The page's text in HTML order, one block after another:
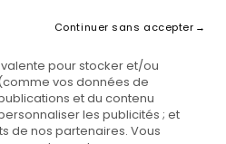
4.9
(9 Avis)
70,00 €
CouleurAsphalt Gum
pour stocker et/ou
vos données de
et du contenu
les publicités ; et
de nos partenaires. Vous
Continuer sans accepter